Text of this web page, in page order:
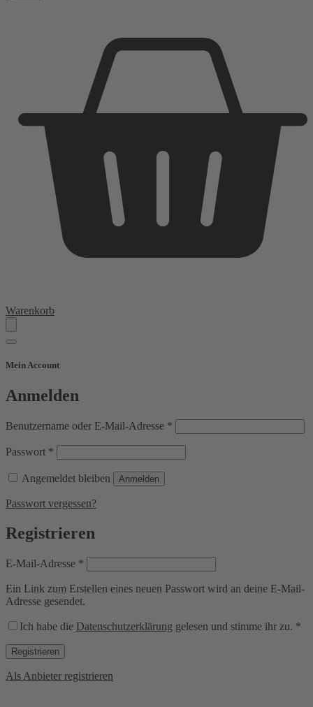
Warenkorb
Mein Account
Anmelden
Benutzername oder E-Mail-Adresse *
Passwort *
Angemeldet bleiben Anmelden
Passwort vergessen?
Registrieren
E-Mail-Adresse *
Ein Link zum Erstellen eines neuen Passwort wird an deine E-Mail-
Adresse gesendet.
Ich habe die Datenschutzerklärung gelesen und stimme ihr zu. *
Registrieren
Als Anbieter registrieren